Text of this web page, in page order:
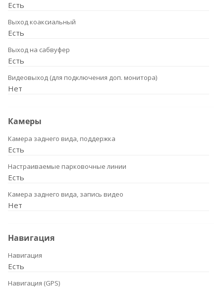
Есть
Выход коаксиальный
Есть
Выход на сабвуфер
Есть
Видеовыход (для подключения доп. монитора)
Нет
Камеры
Камера заднего вида, поддержка
Есть
Настраиваемые парковочные линии
Есть
Камера заднего вида, запись видео
Нет
Навигация
Навигация
Есть
Навигация (GPS)